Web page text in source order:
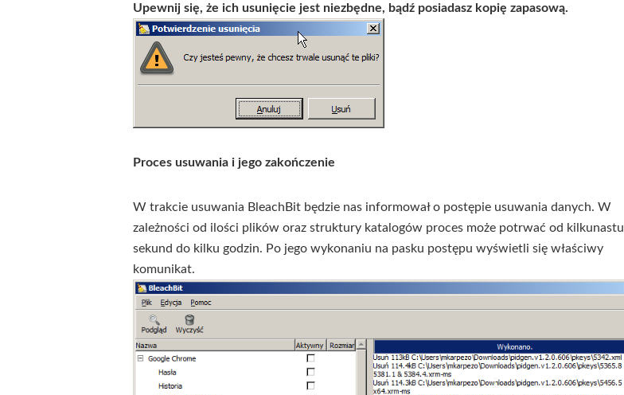
Upewnij się, że ich usunięcie jest niezbędne, bądź posiadasz kopię zapasową.
Proces usuwania i jego zakończenie
W trakcie usuwania BleachBit będzie nas informował o postępie usuwania danych. W
zależności od ilości plików oraz struktury katalogów proces może potrwać od kilkunastu
sekund do kilku godzin. Po jego wykonaniu na pasku postępu wyświetli się właściwy
komunikat.